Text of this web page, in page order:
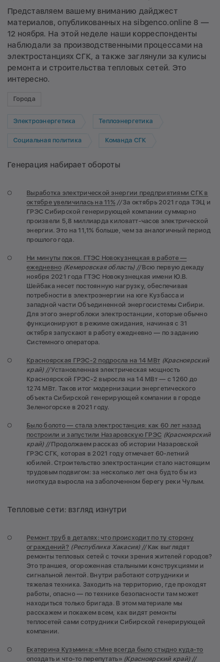
Представляем вашему вниманию дайджест
материалов, опубликованных на sibgenco.online 8 —
12 ноября. На этой неделе наши корреспонденты
наблюдали за производственными процессами на
электростанциях СГК, а также заглянули за кулисы
ремонта и строительства тепловых сетей. Это
интересно.
Города
Электроэнергетика Теплоэнергетика
Социальная политика Команда СГК
Генерация набирает обороты
Выработка электрической энергии предприятиями СГК в
октябре увеличилась на 11% //За октябрь 2021 года ТЭЦ и
ГРЭС Сибирской генерирующей компании суммарно
произвели 5,8 миллиарда киловатт-часов электрической
энергии. Это на 11,1% больше, чем за аналогичный период
прошлого года.
Ни минуты покоя. ГТЭС Новокузнецкая в работе —
ежедневно (Кемеровская область) //Всю первую декаду
ноября 2021 года ГТЭС Новокузнецкая имени Ю.В.
Шейбака несет постоянную нагрузку, обеспечивая
потребности в электроэнергии на юге Кузбасса и
западной части Объединенной энергосистемы Сибири.
Для этого энергоблоки электростанции, которые обычно
функционируют в режиме ожидания, начиная с 31
октября запускают в работу ежедневно — по заданию
Системного оператора.
Красноярская ГРЭС-2 подросла на 14 МВт (Красноярский
край) //Установленная электрическая мощность
Красноярской ГРЭС-2 выросла на 14 МВт — с 1260 до
1274 МВт. Таков итог модернизации энергетического
объекта Сибирской генерирующей компании в городе
Зеленогорске в 2021 году.
Было болото — стала электростанция: как 60 лет назад
построили и запустили Назаровскую ГРЭС (Красноярский
край) //Продолжаем рассказ об истории Назаровской
ГРЭС СГК, которая в 2021 году отмечает 60-летний
юбилей. Строительство электростанции стало настоящим
трудовым подвигом: за несколько лет она будто бы из
ниоткуда выросла на заболоченном берегу реки Чулым.
Тепловые сети: взгляд изнутри
Ремонт труб в деталях: что происходит по ту сторону
ограждений? (Республика Хакасия) //Как выглядят
ремонты тепловых сетей с точки зрения жителей городов?
Это траншея, огороженная стальными конструкциями и
сигнальной лентой. Внутри работают сотрудники и
тяжелая техника. Заходить на территорию, где проходят
работы, опасно — по технике безопасности там может
находиться только бригада. В этом материале мы
расскажем и покажем всем, как видят ремонты
теплосетей сами сотрудники Сибирской генерирующей
компании.
Екатерина Кузьмина: «Мне всегда было стыдно куда-то
опоздать и что-то перепутать» (Красноярский край) //